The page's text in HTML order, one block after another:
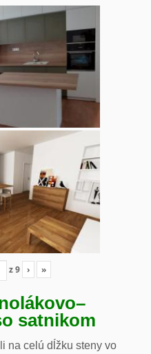
z9 › »
–
satnikom
na celú dĺžku steny vo